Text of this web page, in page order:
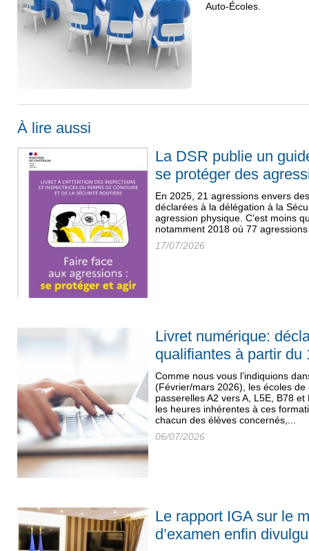
Auto-Écoles.
À lire aussi
La DSR publie un
se protéger des
En 2025, 21 agressions envers
déclarées à la délégation à la
agression physique. C’est moins
notamment 2018 où 77
17/07/2026
Livret numérique:
qualifiantes à partir du
Comme nous vous l’indiquions
(Février/mars 2026), les écoles
passerelles A2 vers A, L5E, B78
les heures inhérentes à ces
chacun des élèves concernés,...
06/07/2026
Le rapport IGA sur le
d’examen enfin